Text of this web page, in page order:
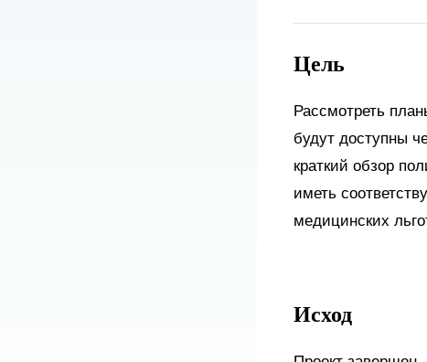
Цель
Рассмотреть
будут доступны
краткий обзор
иметь
медицинских
Исход